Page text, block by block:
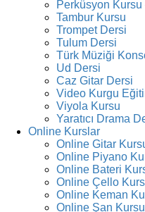
Perküsyon
Tambur Kursu
Trompet Dersi
Tulum Dersi
Türk Müziği
Ud Dersi
Caz Gitar Dersi
Video Kurgu
Viyola Kursu
Yaratıcı Drama
Online Kurslar
Online Gitar
Online Piyano
Online Bateri
Online Çello
Online Keman
Online Şan Kursu